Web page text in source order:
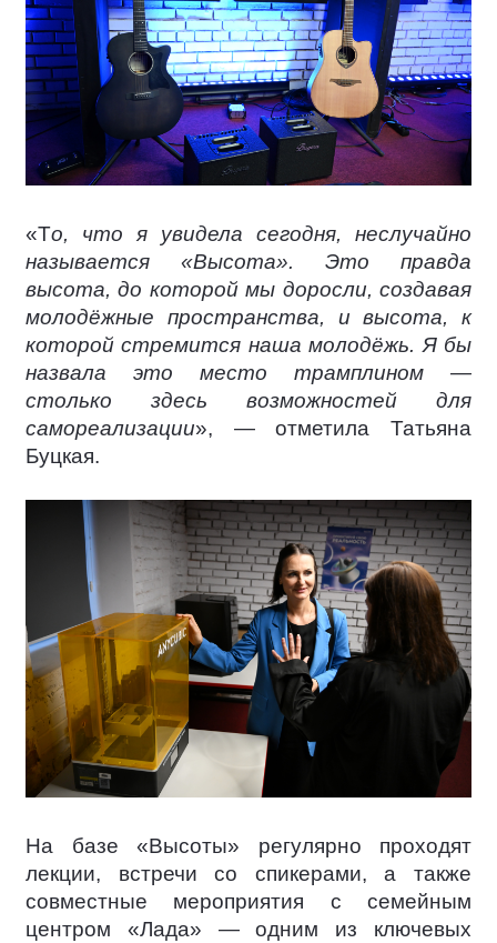
«То, что я увидела сегодня, неслучайно
называется «Высота». Это правда
высота, до которой мы доросли, создавая
молодёжные пространства, и высота, к
которой стремится наша молодёжь. Я бы
назвала это место трамплином —
столько здесь возможностей для
самореализации», — отметила Татьяна
Буцкая.
На базе «Высоты» регулярно проходят
лекции, встречи со спикерами, а также
совместные мероприятия с семейным
центром «Лада» — одним из ключевых